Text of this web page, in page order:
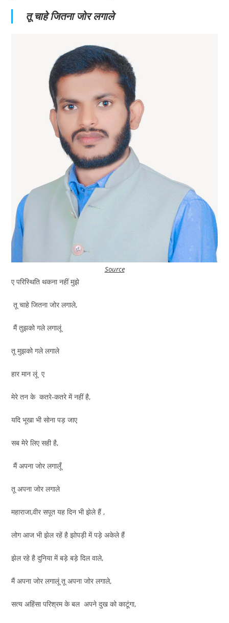
तू चाहे जितना जोर लगाले
ए परिस्थिति थकना नहीं मुझे
तू चाहे जितना जोर लगाले,
मैं तुझको गले लगालूं
तू मुझको गले लगाले
हार मान लूं ए
मेरे तन के कतरे-कतरे में नहीं है,
यदि भूखा भी सोना पड़ जाए
सब मेरे लिए सही है,
मैं अपना जोर लगालूँ
तू अपना जोर लगाले
महाराजा,वीर सपूत यह दिन भी झेले हैं ,
लोग आज भी झेल रहें है झोपड़ी में पड़े अकेले हैं
झेल रहे है दुनिया में बड़े बड़े दिल वाले,
मैं अपना जोर लगालूं तू अपना जोर लगाले,
सत्य अहिंसा परिश्रम के बल अपने दुख को काटूंगा,